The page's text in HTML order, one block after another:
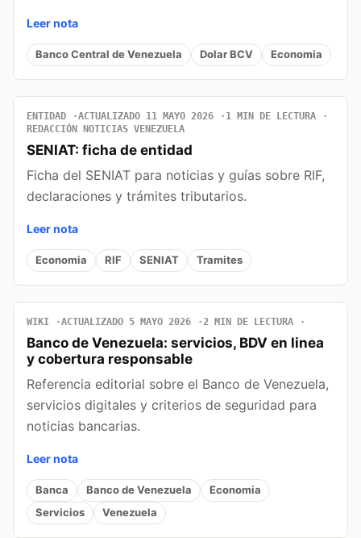
Leer nota
Banco Central de Venezuela Dolar BCV Economia
ENTIDAD ACTUALIZADO 11 MAYO 2026
1 MIN DE LECTURA
REDACCIÓN NOTICIAS VENEZUELA
SENIAT: ficha de entidad
Ficha del SENIAT para noticias y guías sobre RIF,
declaraciones y trámites tributarios.
Leer nota
Economia RIF SENIAT Tramites
WIKI ACTUALIZADO 5 MAYO 2026 2 MIN DE LECTURA
Banco de Venezuela: servicios, BDV en linea
y cobertura responsable
Referencia editorial sobre el Banco de Venezuela,
servicios digitales y criterios de seguridad para
noticias bancarias.
Leer nota
Banca Banco de Venezuela
Economia
Servicios
Venezuela